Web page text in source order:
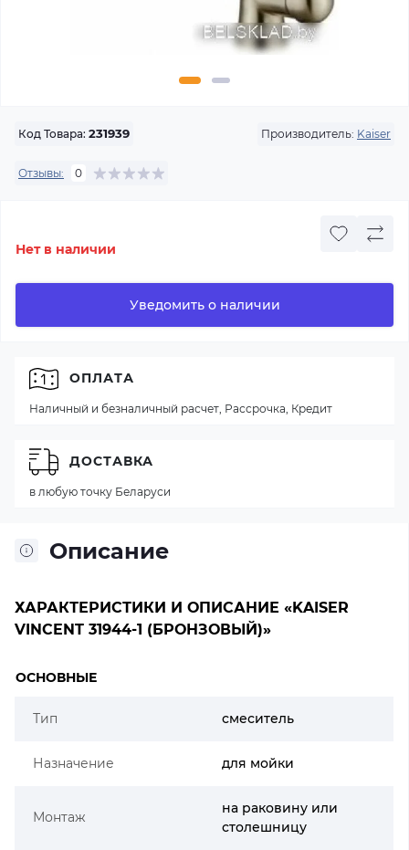
Код Товара: 231939 Производитель: Kaiser
Отзывы: 0
Нет в наличии
Уведомить о наличии
Описание
ХАРАКТЕРИСТИКИ И ОПИСАНИЕ «KAISER
VINCENT 31944-1 (БРОНЗОВЫЙ)»
ОСНОВНЫЕ
Тип смеситель
Назначение для мойки
Монтаж
на раковину или
столешницу
ОПЛАТА
Наличный и безналичный расчет, Рассрочка, Кредит
ДОСТАВКА
в любую точку Беларуси